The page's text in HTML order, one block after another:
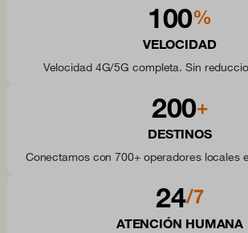
100%
VELOCIDAD
Velocidad 4G/5G completa. Sin
200+
DESTINOS
Conectamos con 700+ operadores locales
24/7
ATENCIÓN HUMANA